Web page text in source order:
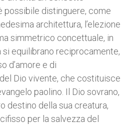
possibile distinguere, come
architettura, l’elezione
simmetrico concettuale, in
equilibrano reciprocamente,
d’amore e di
Dio vivente, che costituisce
paolino. Il Dio sovrano,
destino della sua creatura,
per la salvezza del